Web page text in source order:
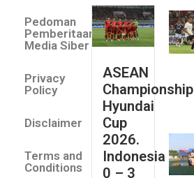
Pedoman
Pemberitaan
Media Siber
Privacy
Policy
Disclaimer
Terms and
Conditions
ASEAN
Championship
Hyundai
Cup
2026.
Indonesia
0 – 3